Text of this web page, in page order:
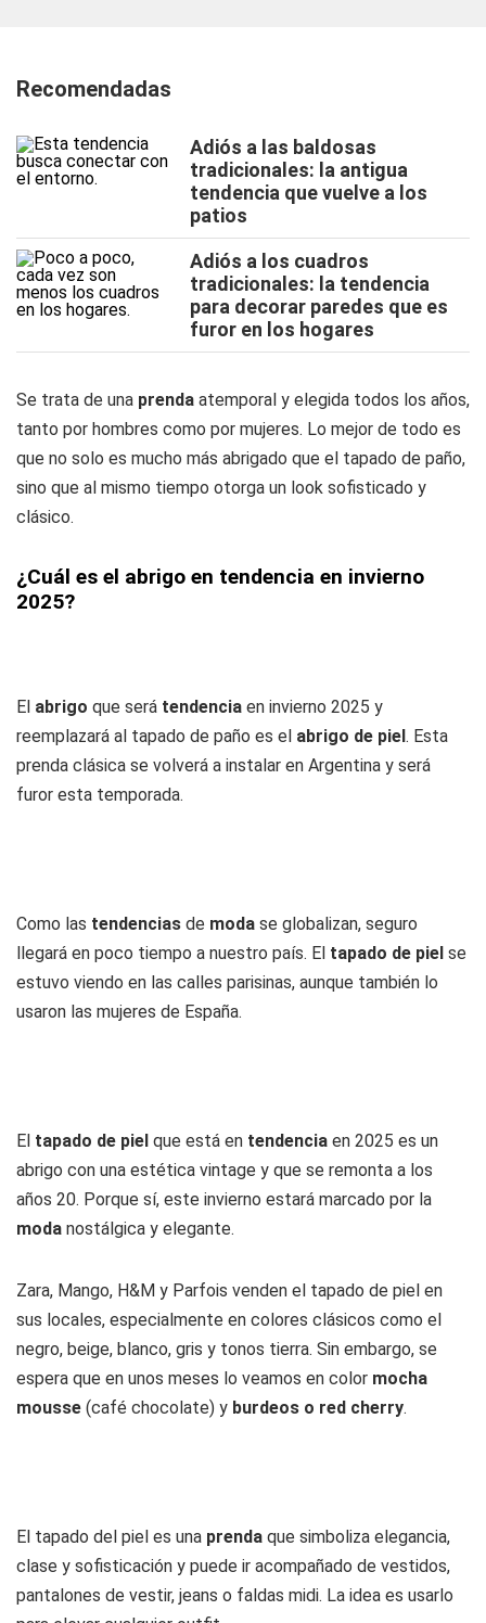
Recomendadas
Adiós a las baldosas
tradicionales: la antigua
tendencia que vuelve a los
patios
Adiós a los cuadros
tradicionales: la tendencia
para decorar paredes que es
furor en los hogares
Se trata de una prenda atemporal y elegida todos los años,
tanto por hombres como por mujeres. Lo mejor de todo es
que no solo es mucho más abrigado que el tapado de paño,
sino que al mismo tiempo otorga un look sofisticado y
clásico.
¿Cuál es el abrigo en tendencia en invierno
2025?
El abrigo que será tendencia en invierno 2025 y
reemplazará al tapado de paño es el abrigo de piel. Esta
prenda clásica se volverá a instalar en Argentina y será
furor esta temporada.
Como las tendencias de moda se globalizan, seguro
llegará en poco tiempo a nuestro país. El tapado de piel se
estuvo viendo en las calles parisinas, aunque también lo
usaron las mujeres de España.
El tapado de piel que está en tendencia en 2025 es un
abrigo con una estética vintage y que se remonta a los
años 20. Porque sí, este invierno estará marcado por la
moda nostálgica y elegante.
Zara, Mango, H&M y Parfois venden el tapado de piel en
sus locales, especialmente en colores clásicos como el
negro, beige, blanco, gris y tonos tierra. Sin embargo, se
espera que en unos meses lo veamos en color mocha
mousse (café chocolate) y burdeos o red cherry.
El tapado del piel es una prenda que simboliza elegancia,
clase y sofisticación y puede ir acompañado de vestidos,
pantalones de vestir, jeans o faldas midi. La idea es usarlo